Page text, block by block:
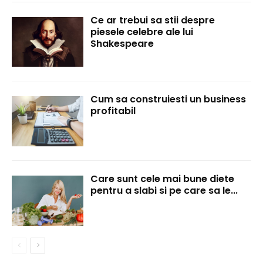
Ce ar trebui sa stii despre
piesele celebre ale lui
Shakespeare
Cum sa construiesti un business
profitabil
Care sunt cele mai bune diete
pentru a slabi si pe care sa le...